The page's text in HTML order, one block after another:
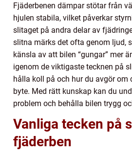
Fjäderbenen dämpar stötar från
hjulen stabila, vilket påverkar
slitaget på andra delar av
slitna märks det ofta genom ljud,
känsla av att bilen “gungar” mer
igenom de viktigaste tecknen på
hålla koll på och hur du avgör om
byte. Med rätt kunskap kan du
problem och behålla bilen trygg
Vanliga tecken på
fjäderben